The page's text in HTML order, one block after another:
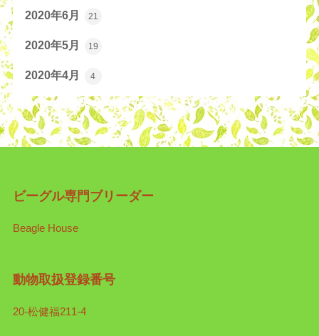
2020年6月 21
2020年5月 19
2020年4月 4
ビーグル専門ブリーダー
Beagle House
動物取扱登録番号
20-松健福211-4